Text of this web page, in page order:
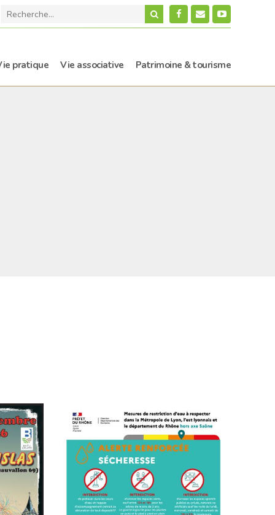
pratique Vie associative Patrimoine & tourisme